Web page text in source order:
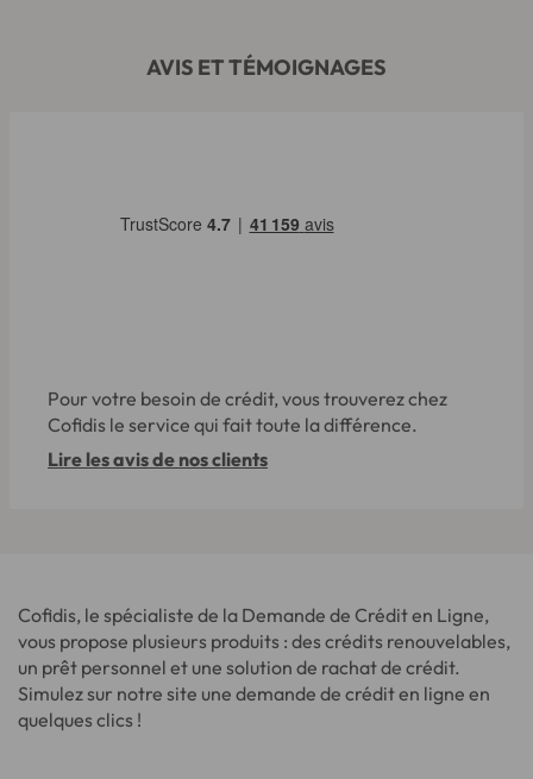
AVIS ET TÉMOIGNAGES
Pour votre besoin de crédit, vous trouverez chez
Cofidis le service qui fait toute la différence.
Lire les avis de nos clients
Cofidis, le spécialiste de la Demande de Crédit en Ligne,
vous propose plusieurs produits : des crédits renouvelables,
un prêt personnel et une solution de rachat de crédit.
Simulez sur notre site une demande de crédit en ligne en
quelques clics !